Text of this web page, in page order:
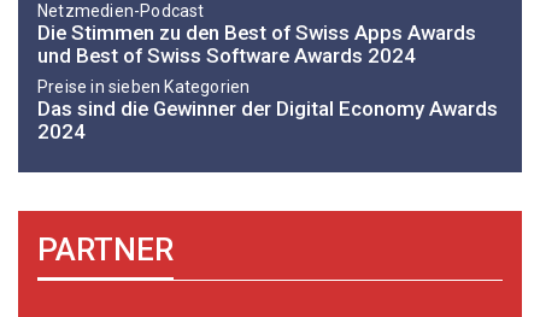
Netzmedien-Podcast
Die Stimmen zu den Best of Swiss Apps Awards
und Best of Swiss Software Awards 2024
Preise in sieben Kategorien
Das sind die Gewinner der Digital Economy Awards
2024
PARTNER